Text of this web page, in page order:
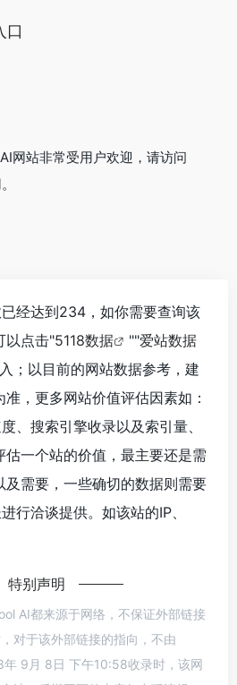
口
网站非常受用户欢迎，请访问
经达到234，如你需要查询该
以点击"5118数据 ""爱站数据
；以目前的网站数据参考，建
，更多网站价值评估因素如：
、搜索引擎收录以及索引量、
估一个站的价值，最主要还是需
及需要，一些确切的数据则需要
行洽谈提供。如该站的IP、
特别声明
AI都来源于网络，不保证外部链接
对于该外部链接的指向，不由
9月 8日 下午10:58收录时，该网